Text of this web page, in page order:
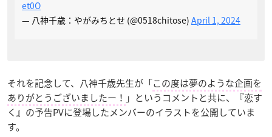
et0O
— 八神千歳：やがみちとせ (@0518chitose) April 1, 2024
それを記念して、八神千歳先生が「この度は夢のような企画を
ありがとうございましたー！ 」というコメントと共に、『恋す
く』の予告PVに登場したメンバーのイラストを公開していま
す。